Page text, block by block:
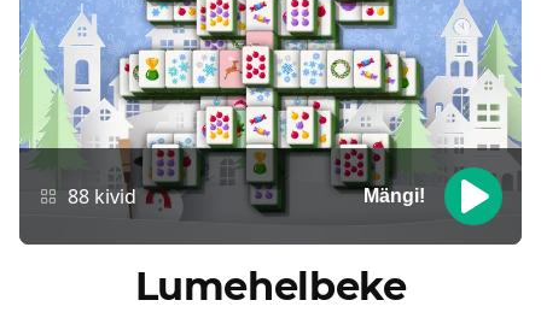
88 kivid Mängi!
Lumehelbeke